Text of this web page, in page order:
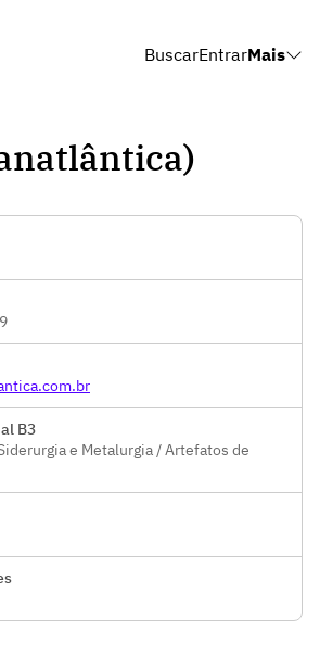
BuscarEntrarMais
B3
e Metalurgia / Artefatos de